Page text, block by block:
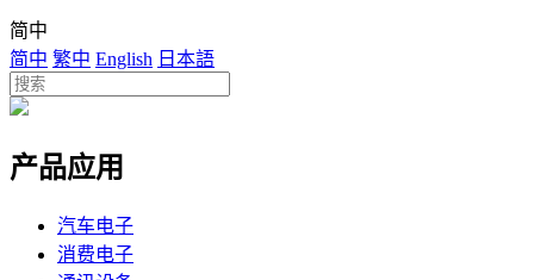
简中
简中 繁中 English 日本語
产品应用
汽车电子
消费电子